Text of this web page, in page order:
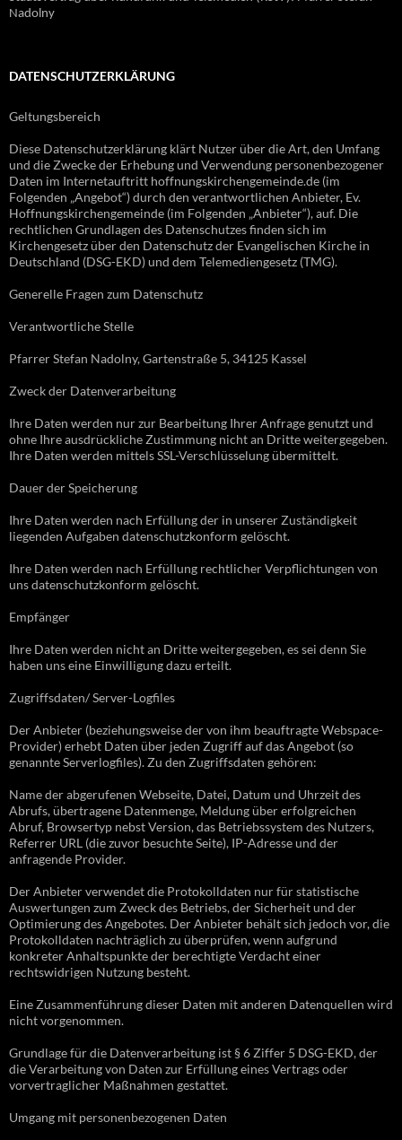
Nadolny
DATENSCHUTZERKLÄRUNG
Geltungsbereich
Diese Datenschutzerklärung klärt Nutzer über die Art, den Umfang
und die Zwecke der Erhebung und Verwendung personenbezogener
Daten im Internetauftritt hoffnungskirchengemeinde.de (im
Folgenden „Angebot“) durch den verantwortlichen Anbieter, Ev.
Hoffnungskirchengemeinde (im Folgenden „Anbieter“), auf. Die
rechtlichen Grundlagen des Datenschutzes finden sich im
Kirchengesetz über den Datenschutz der Evangelischen Kirche in
Deutschland (DSG-EKD) und dem Telemediengesetz (TMG).
Generelle Fragen zum Datenschutz
Verantwortliche Stelle
Pfarrer Stefan Nadolny, Gartenstraße 5, 34125 Kassel
Zweck der Datenverarbeitung
Ihre Daten werden nur zur Bearbeitung Ihrer Anfrage genutzt und
ohne Ihre ausdrückliche Zustimmung nicht an Dritte weitergegeben.
Ihre Daten werden mittels SSL-Verschlüsselung übermittelt.
Dauer der Speicherung
Ihre Daten werden nach Erfüllung der in unserer Zuständigkeit
liegenden Aufgaben datenschutzkonform gelöscht.
Ihre Daten werden nach Erfüllung rechtlicher Verpflichtungen von
uns datenschutzkonform gelöscht.
Empfänger
Ihre Daten werden nicht an Dritte weitergegeben, es sei denn Sie
haben uns eine Einwilligung dazu erteilt.
Zugriffsdaten/ Server-Logfiles
Der Anbieter (beziehungsweise der von ihm beauftragte Webspace-
Provider) erhebt Daten über jeden Zugriff auf das Angebot (so
genannte Serverlogfiles). Zu den Zugriffsdaten gehören:
Name der abgerufenen Webseite, Datei, Datum und Uhrzeit des
Abrufs, übertragene Datenmenge, Meldung über erfolgreichen
Abruf, Browsertyp nebst Version, das Betriebssystem des Nutzers,
Referrer URL (die zuvor besuchte Seite), IP-Adresse und der
anfragende Provider.
Der Anbieter verwendet die Protokolldaten nur für statistische
Auswertungen zum Zweck des Betriebs, der Sicherheit und der
Optimierung des Angebotes. Der Anbieter behält sich jedoch vor, die
Protokolldaten nachträglich zu überprüfen, wenn aufgrund
konkreter Anhaltspunkte der berechtigte Verdacht einer
rechtswidrigen Nutzung besteht.
Eine Zusammenführung dieser Daten mit anderen Datenquellen wird
nicht vorgenommen.
Grundlage für die Datenverarbeitung ist § 6 Ziffer 5 DSG-EKD, der
die Verarbeitung von Daten zur Erfüllung eines Vertrags oder
vorvertraglicher Maßnahmen gestattet.
Umgang mit personenbezogenen Daten